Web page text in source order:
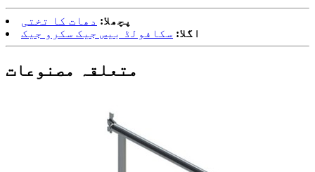
پچھلا: دھات کا تختی
اگلا: سکافولڈ بیس جیک سکرو جیک
متعلقہ مصنوعات